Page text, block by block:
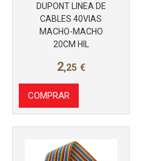
DUPONT LINEA DE
CABLES 40VIAS
MACHO-MACHO
20CM HIL
2,25 €
COMPRAR